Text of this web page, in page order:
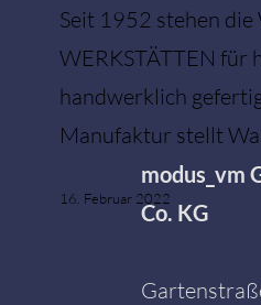
Seit 1952 stehen
WERKSTÄTTEN für
handwerklich
Manufaktur stellt
16. Februar 2022
modus_vm
Co. KG